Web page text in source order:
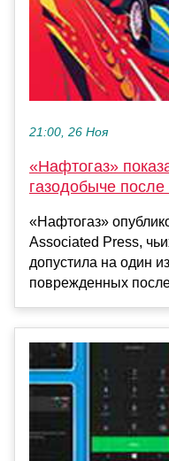
21:00, 26 Ноя
«Нафтогаз»
газодобыче
«Нафтогаз»
Associated Press,
допустила на один
поврежденных